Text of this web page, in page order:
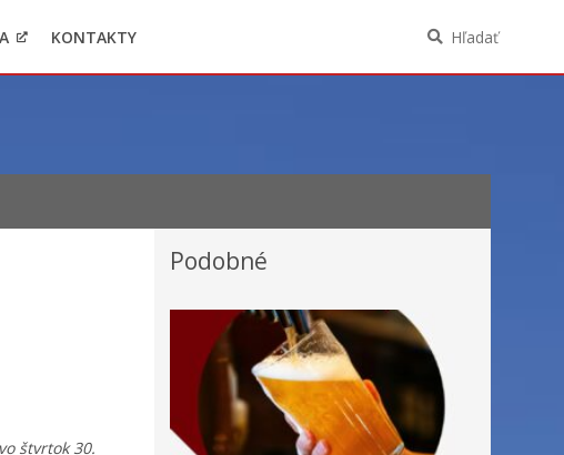
majetkových pomerov verejného funkcionára
LevočaKONTAKTY Hľadať
štvrtok 30.
Podobné